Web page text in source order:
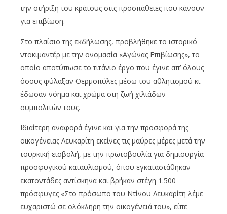
την στήριξη του κράτους στις προσπάθειες που κάνουν
για επιβίωση.
Στο πλαίσιο της εκδήλωσης, προβλήθηκε το ιστορικό
ντοκιμαντέρ με την ονομασία «Αγώνας Επιβίωσης», το
οποίο αποτύπωσε το τιτάνιο έργο που έγινε απ’ όλους
όσους φύλαξαν Θερμοπύλες μέσω του αθλητισμού κι
έδωσαν νόημα και χρώμα στη ζωή χιλιάδων
συμπολιτών τους.
Ιδιαίτερη αναφορά έγινε και για την προσφορά της
οικογένειας Λευκαρίτη εκείνες τις μαύρες μέρες μετά την
τουρκική εισβολή, με την πρωτοβουλία για δημιουργία
προσφυγικού καταυλισμού, όπου εγκαταστάθηκαν
εκατοντάδες αντίσκηνα και βρήκαν στέγη 1.500
πρόσφυγες «Στο πρόσωπο του Ντίνου Λευκαρίτη λέμε
ευχαριστώ σε ολόκληρη την οικογένειά του», είπε